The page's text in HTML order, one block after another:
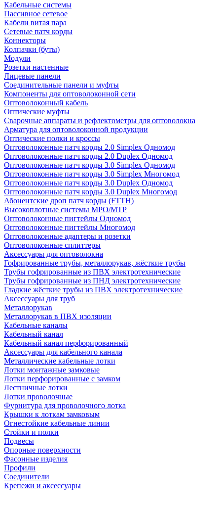
Кабельные системы
Пассивное сетевое
Кабели витая пара
Сетевые патч корды
Коннекторы
Колпачки (буты)
Модули
Розетки настенные
Лицевые панели
Соединительные панели и муфты
Компоненты для оптоволоконной сети
Оптоволоконный кабель
Оптические муфты
Сварочные аппараты и рефлектометры для оптоволокна
Арматура для оптоволоконной продукции
Оптические полки и кроссы
Оптоволоконные патч корды 2.0 Simplex Одномод
Оптоволоконные патч корды 2.0 Duplex Одномод
Оптоволоконные патч корды 3.0 Simplex Одномод
Оптоволоконные патч корды 3.0 Simplex Многомод
Оптоволоконные патч корды 3.0 Duplex Одномод
Оптоволоконные патч корды 3.0 Duplex Многомод
Абонентские дроп патч корды (FTTH)
Высокоплотные системы MPO/MTP
Оптоволоконные пигтейлы Одномод
Оптоволоконные пигтейлы Многомод
Оптоволоконные адаптеры и розетки
Оптоволоконные сплиттеры
Аксессуары для оптоволокна
Гофрированные трубы, металлорукав, жёсткие трубы
Трубы гофрированные из ПВХ электротехнические
Трубы гофрированные из ПНД электротехнические
Гладкие жёсткие трубы из ПВХ электротехнические
Аксессуары для труб
Металлорукав
Металлорукав в ПВХ изоляции
Кабельные каналы
Кабельный канал
Кабельный канал перфорированный
Аксессуары для кабельного канала
Металлические кабельные лотки
Лотки монтажные замковые
Лотки перфорированные с замком
Лестничные лотки
Лотки проволочные
Фурнитура для проволочного лотка
Крышки к лоткам замковым
Огнестойкие кабельные линии
Стойки и полки
Подвесы
Опорные поверхности
Фасонные изделия
Профили
Соединители
Крепежи и аксессуары